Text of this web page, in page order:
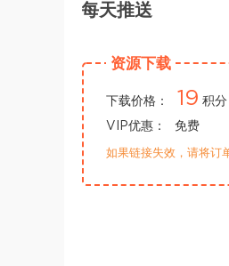
每天推送
资源下载
下载价格： 19 积分
VIP优惠：
免费
如果链接失效，请将